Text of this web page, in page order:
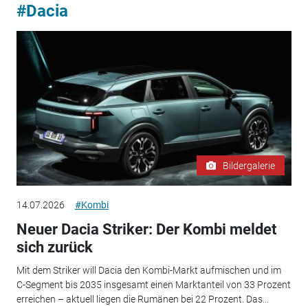
#Dacia
Bildergalerie
14.07.2026 #Kombi
Neuer Dacia Striker: Der Kombi meldet
sich zurück
Mit dem Striker will Dacia den Kombi-Markt aufmischen und im
C-Segment bis 2035 insgesamt einen Marktanteil von 33 Prozent
erreichen – aktuell liegen die Rumänen bei 22 Prozent. Das...